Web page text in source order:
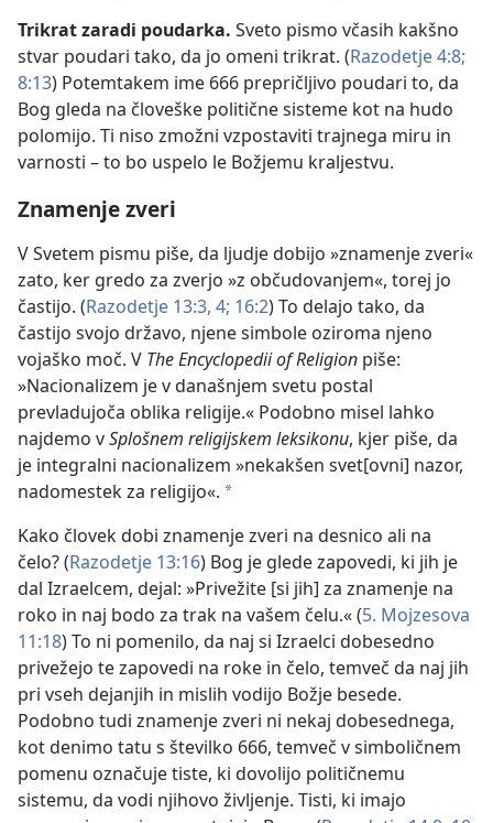
Trikrat zaradi poudarka. Sveto pismo včasih kakšno
stvar poudari tako, da jo omeni trikrat. (Razodetje 4:8;
8:13) Potemtakem ime 666 prepričljivo poudari to, da
Bog gleda na človeške politične sisteme kot na hudo
polomijo. Ti niso zmožni vzpostaviti trajnega miru in
varnosti – to bo uspelo le Božjemu kraljestvu.
Znamenje zveri
V Svetem pismu piše, da ljudje dobijo »znamenje zveri«
zato, ker gredo za zverjo »z občudovanjem«, torej jo
častijo. (Razodetje 13:3, 4; 16:2) To delajo tako, da
častijo svojo državo, njene simbole oziroma njeno
vojaško moč. V The Encyclopedii of Religion piše:
»Nacionalizem je v današnjem svetu postal
prevladujoča oblika religije.« Podobno misel lahko
najdemo vSplošnem religijskem leksikonu, kjer piše, da
je integralni nacionalizem »nekakšen svet[ovni] nazor,
nadomestek za religijo«. a
Kako človek dobi znamenje zveri na desnico ali na
čelo? (Razodetje 13:16) Bog je glede zapovedi, ki jih je
dal Izraelcem, dejal: »Privežite [si jih] za znamenje na
roko in naj bodo za trak na vašem čelu.« (5. Mojzesova
11:18) To ni pomenilo, da naj si Izraelci dobesedno
privežejo te zapovedi na roke in čelo, temveč da naj jih
pri vseh dejanjih in mislih vodijo Božje besede.
Podobno tudi znamenje zveri ni nekaj dobesednega,
kot denimo tatu s številko 666, temveč v simboličnem
pomenu označuje tiste, ki dovolijo političnemu
sistemu, da vodi njihovo življenje. Tisti, ki imajo